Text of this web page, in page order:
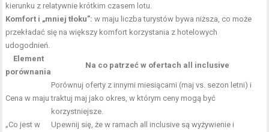
kierunku z relatywnie krótkim czasem lotu.
Komfort i „mniej tłoku”: w maju liczba turystów bywa niższa, co może
przekładać się na większy komfort korzystania z hotelowych
udogodnień.
Element
porównania
Na co patrzeć w ofertach all inclusive
Cena w maju
Porównuj oferty z innymi miesiącami (maj vs. sezon letni) i
traktuj maj jako okres, w którym ceny mogą być
korzystniejsze.
„Co jest w
Upewnij się, że w ramach all inclusive są wyżywienie i